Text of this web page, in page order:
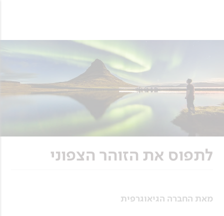
לתפוס את הזוהר הצפוני
מאת החברה הגיאוגרפית